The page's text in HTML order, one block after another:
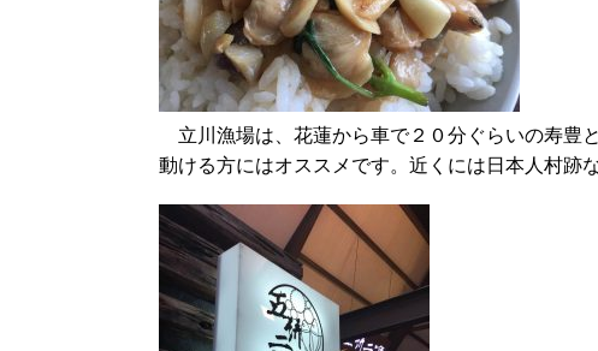
立川漁場は、花蓮から車で２０分ぐらいの寿豊
動ける方にはオススメです。近くには日本人村跡